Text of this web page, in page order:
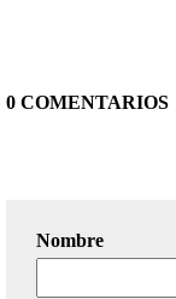
0 COMENTARIOS
Nombre